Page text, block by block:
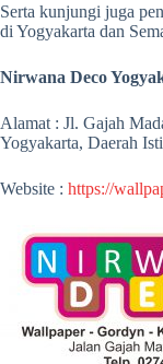
Serta kunjungi juga
di Yogyakarta dan
Nirwana Deco
Alamat : Jl. Gajah
Yogyakarta, Daerah
Website : https://